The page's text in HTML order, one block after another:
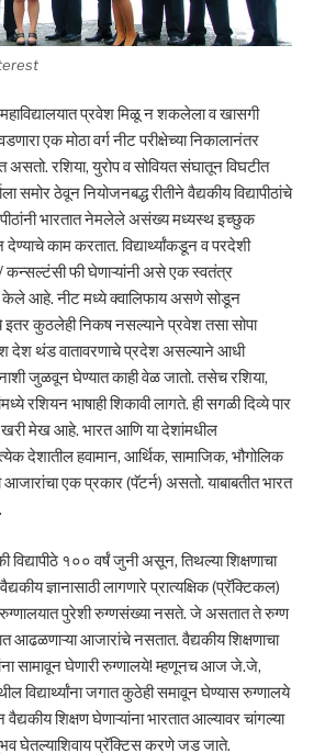
महाविद्यालयात प्रवेश मिळू न शकलेला व खासगी
एक मोठा वर्ग नीट परीक्षेच्या निकालानंतर
असतो. रशिया, युरोप व सोवियत संघातून विघटीत
समोर ठेवून नियोजनबद्ध रीतीने वैद्यकीय विद्यापीठांचे
भारतात नेमलेले असंख्य मध्यस्थ इच्छुक
देण्याचे काम करतात. विद्यार्थ्यांकडून व परदेशी
कन्सल्टंसी फी घेणाऱ्यांनी असे एक स्वतंत्र
केले आहे. नीट मध्ये क्वालिफाय असणे सोडून
इतर कुठलेही निकष नसल्याने प्रवेश तसा सोपा
देश थंड वातावरणाचे प्रदेश असल्याने आधी
जुळवून घेण्यात काही वेळ जातो. तसेच रशिया,
रशियन भाषाही शिकावी लागते. ही सगळी दिव्ये पार
खरी मेख आहे. भारत आणि या देशांमधील
देशातील हवामान, आर्थिक, सामाजिक, भौगोलिक
आजारांचा एक प्रकार (पॅटर्न) असतो. याबाबतीत भारत
विद्यापीठे १०० वर्षं जुनी असून, तिथल्या शिक्षणाचा
ज्ञानासाठी लागणारे प्रात्यक्षिक (प्रॅक्टिकल)
रुग्णालयात पुरेशी रुग्णसंख्या नसते. जे असतात ते रुग्ण
आढळणाऱ्या आजारांचे नसतात. वैद्यकीय शिक्षणाचा
सामावून घेणारी रुग्णालये! म्हणूनच आज जे.जे,
विद्यार्थ्यांना जगात कुठेही समावून घेण्यास रुग्णालये
शिक्षण घेणाऱ्यांना भारतात आल्यावर चांगल्या
घेतल्याशिवाय प्रॅक्टिस करणे जड जाते.